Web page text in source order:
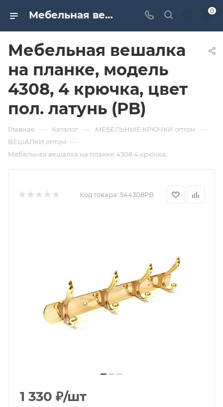
Мебельная вешалка на планке, модель 4308, 4 крючка, цвет пол. латунь (PB). Дверная и мебельная фурнитура САМИР-КИЛИТ | Оптовые поставки 0
Мебельная вешалка
на планке, модель
4308, 4 крючка, цвет
пол. латунь (PB)
Главная — Каталог — МЕБЕЛЬНЫЕ КРЮЧКИ оптом —
ВЕШАЛКИ оптом —
Мебельная вешалка на планке 4308 4 крючка
Код товара: 544308PB
1 330 ₽/шт